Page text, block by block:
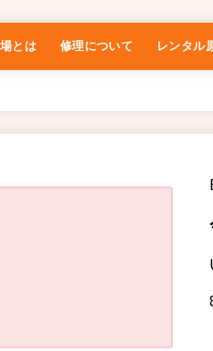
とは 修理について レンタル